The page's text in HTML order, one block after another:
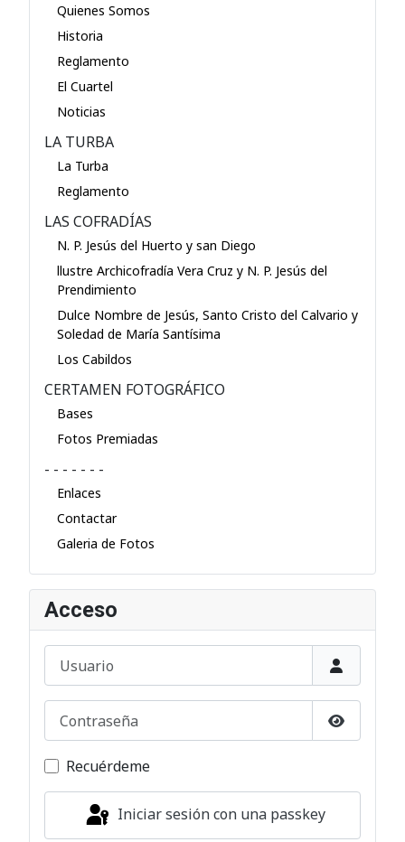
Quienes Somos
Historia
Reglamento
El Cuartel
Noticias
LA TURBA
La Turba
Reglamento
LAS COFRADÍAS
N. P. Jesús del Huerto y san Diego
llustre Archicofradía Vera Cruz y N. P. Jesús del
Prendimiento
Dulce Nombre de Jesús, Santo Cristo del Calvario y
Soledad de María Santísima
Los Cabildos
CERTAMEN FOTOGRÁFICO
Bases
Fotos Premiadas
- - - - - - -
Enlaces
Contactar
Galeria de Fotos
Acceso
Mostrar
Recuérdeme
Iniciar sesión con una passkey